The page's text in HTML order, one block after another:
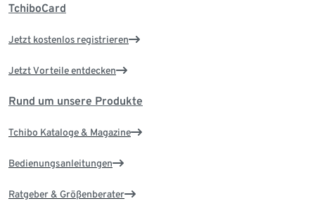
TchiboCard
Jetzt kostenlos registrieren
Jetzt Vorteile entdecken
Rund um unsere Produkte
Tchibo Kataloge & Magazine
Bedienungsanleitungen
Ratgeber & Größenberater